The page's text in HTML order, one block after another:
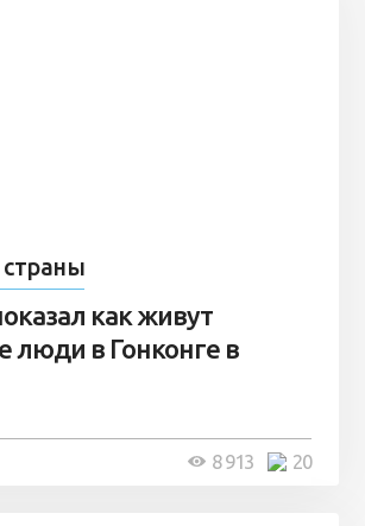
как живут
люди в Гонконге в
20
8 913